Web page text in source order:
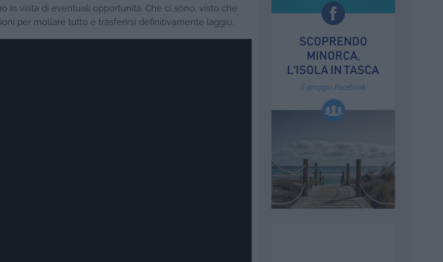
in vista di eventuali opportunità. Che ci sono, visto che
per mollare tutto e trasferirsi definitivamente laggiù.